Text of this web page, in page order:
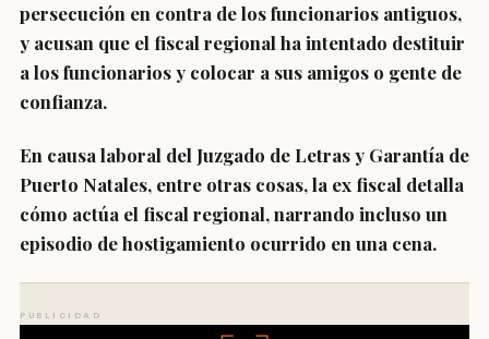
persecución en contra de los funcionarios antiguos,
y acusan que el fiscal regional ha intentado destituir
a los funcionarios y colocar a sus amigos o gente de
confianza.
En causa laboral del Juzgado de Letras y Garantía de
Puerto Natales, entre otras cosas, la ex fiscal detalla
cómo actúa el fiscal regional, narrando incluso un
episodio de hostigamiento ocurrido en una cena.
PUBLICIDAD